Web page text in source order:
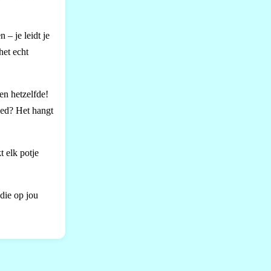
– je leidt je
echt
hetzelfde!
Het hangt
elk potje
op jou